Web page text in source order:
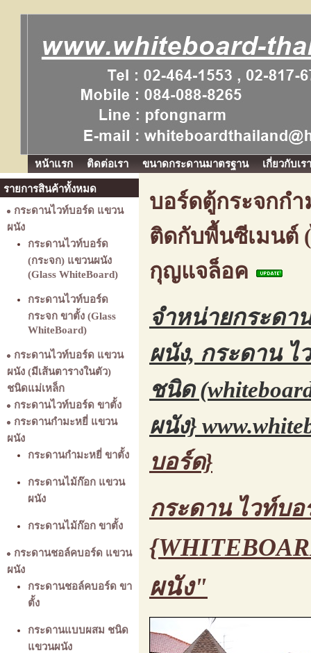
หน้าแรก ติดต่อเรา ขนาดกระดานมาตรฐาน เกี่ยวกับเรา
รายการสินค้าทั้งหมด
กระดานไวท์บอร์ด แขวน
ผนัง
กระดานไวท์บอร์ด
(กระจก) แขวนผนัง
(Glass WhiteBoard)
กระดานไวท์บอร์ด
กระจก ขาตั้ง (Glass
WhiteBoard)
กระดานไวท์บอร์ด แขวน
ผนัง (มีเส้นตารางในตัว)
ชนิดแม่เหล็ก
กระดานไวท์บอร์ด ขาตั้ง
กระดานกำมะหยี่ แขวน
ผนัง
กระดานกำมะหยี่ ขาตั้ง
กระดานไม้ก๊อก แขวน
ผนัง
กระดานไม้ก๊อก ขาตั้ง
กระดานชอล์คบอร์ด แขวน
ผนัง
กระดานชอล์คบอร์ด ขา
ตั้ง
กระดานแบบผสม ชนิด
แขวนผนัง
บอร์ดตู้กระจกก
ติดกับพื้นซีเมนต์
กุญแจล็อค
จำหน่ายกระดา
ผนัง, กระดาน
ชนิด
ผนัง}
บอร์ด}
กระดาน ไวท์บ
ผนัง"